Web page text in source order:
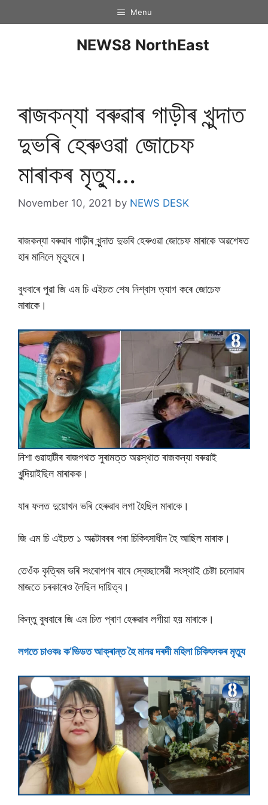
Menu
NEWS8 NorthEast
ৰাজকন্যা বৰুৱাৰ গাড়ীৰ খুন্দাত
দুভৰি হেৰুওৱা জোচেফ
মাৰাকৰ মৃত্যু…
November 10, 2021 by NEWS DESK
ৰাজকন্যা বৰুৱাৰ গাড়ীৰ খুন্দাত দুভৰি হেৰুওৱা জোচেফ মাৰাকে অৱশেষত
হাৰ মানিলে মৃত্যুৰে।
বুধবাৰে পুৱা জি এম চি এইচত শেষ নিশ্বাস ত্যাগ কৰে জোচেফ
মাৰাকে।
নিশা গুৱাহাটীৰ ৰাজপথত সুৰামত্ত অৱস্থাত ৰাজকন্যা বৰুৱাই
খুন্দিয়াইছিল মাৰাকক।
যাৰ ফলত দুয়োখন ভৰি হেৰুৱাব লগা হৈছিল মাৰাকে।
জি এম চি এইচত ১ অক্টোবৰৰ পৰা চিকিৎসাধীন হৈ আছিল মাৰাক।
তেওঁক কৃত্ৰিম ভৰি সংৰোপণৰ বাবে স্বেচ্ছাসেৱী সংস্থাই চেষ্টা চলোৱাৰ
মাজতে চৰকাৰেও লৈছিল দায়িত্ব।
কিন্তু বুধবাৰে জি এম চিত প্ৰাণ হেৰুৱাব লগীয়া হয় মাৰাকে।
লগতে চাওকঃ ক’ভিডত আক্ৰান্ত হৈ মানৱ দৰদী মহিলা চিকিৎসকৰ মৃত্যু